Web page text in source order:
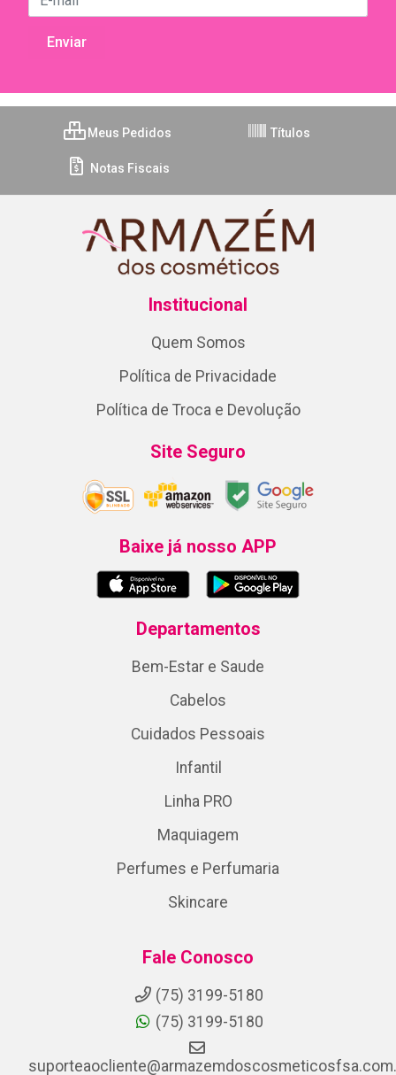
Meus Pedidos Títulos
Notas Fiscais
Institucional
Quem Somos
Política de Privacidade
Política de Troca e Devolução
Site Seguro
Baixe já nosso APP
Departamentos
Bem-Estar e Saude
Cabelos
Cuidados Pessoais
Infantil
Linha PRO
Maquiagem
Perfumes e Perfumaria
Skincare
Fale Conosco
(75) 3199-5180
(75) 3199-5180